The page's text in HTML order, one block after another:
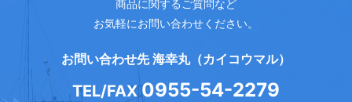
商品に関するご質問など
お気軽にお問い合わせください。
お問い合わせ先 海幸丸（カイコウマル）
TEL/FAX0955-54-2279